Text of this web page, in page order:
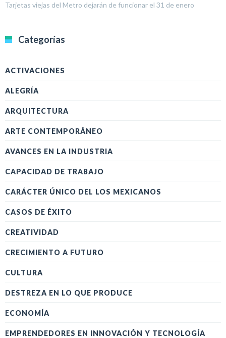
Tarjetas viejas del Metro dejarán de funcionar el 31 de enero
Categorías
ACTIVACIONES
ALEGRÍA
ARQUITECTURA
ARTE CONTEMPORÁNEO
AVANCES EN LA INDUSTRIA
CAPACIDAD DE TRABAJO
CARÁCTER ÚNICO DEL LOS MEXICANOS
CASOS DE ÉXITO
CREATIVIDAD
CRECIMIENTO A FUTURO
CULTURA
DESTREZA EN LO QUE PRODUCE
ECONOMÍA
EMPRENDEDORES EN INNOVACIÓN Y TECNOLOGÍA